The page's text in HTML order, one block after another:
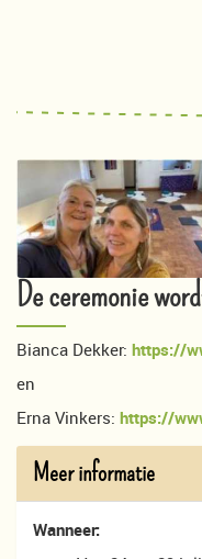
De ceremonie
Bianca Dekker: https://
en
Erna Vinkers: https://
Meer informatie
Wanneer: